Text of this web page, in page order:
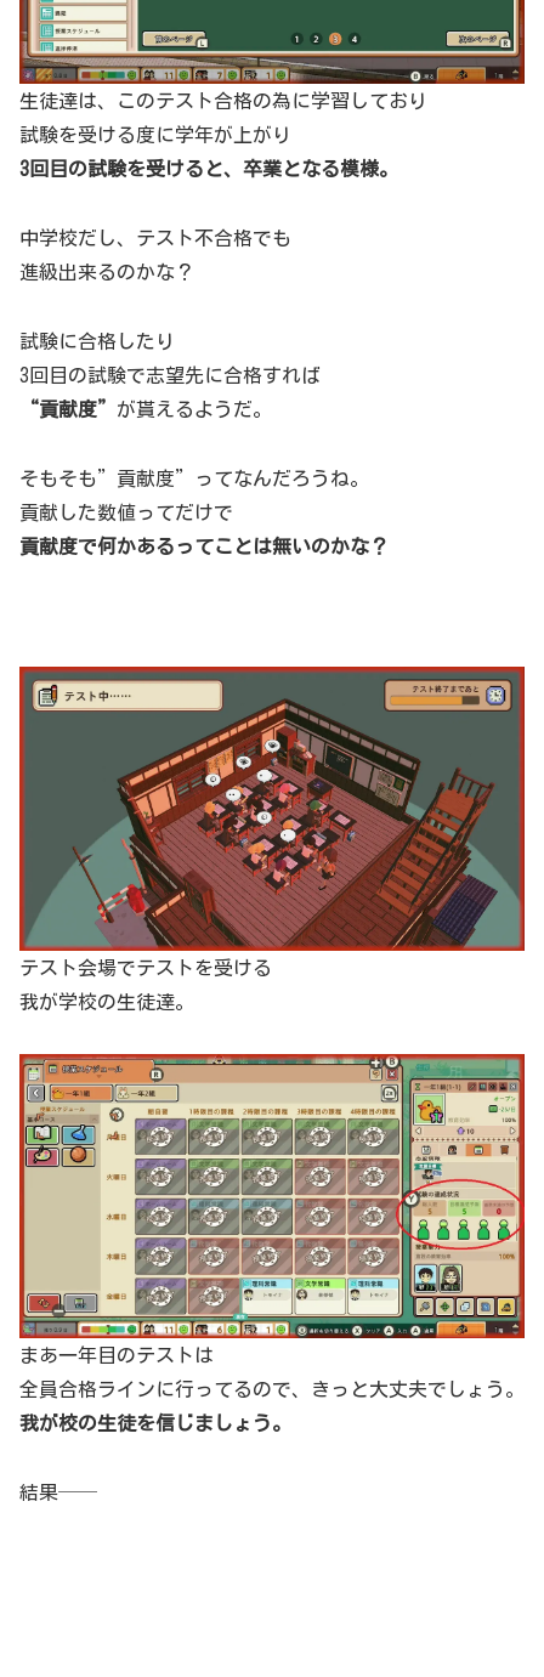
生徒達は、このテスト合格の為に学習しており
試験を受ける度に学年が上がり
3回目の試験を受けると、卒業となる模様。
中学校だし、テスト不合格でも
進級出来るのかな？
試験に合格したり
3回目の試験で志望先に合格すれば
“貢献度” が貰えるようだ。
そもそも”貢献度”ってなんだろうね。
貢献した数値ってだけで
貢献度で何かあるってことは無いのかな？
テスト会場でテストを受ける
我が学校の生徒達。
まあ一年目のテストは
全員合格ラインに行ってるので、きっと大丈夫でしょう。
我が校の生徒を信じましょう。
結果──